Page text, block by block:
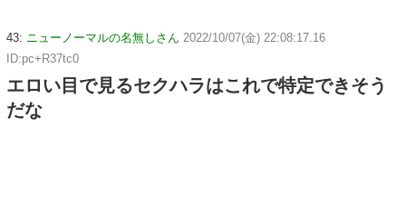
43: ニューノーマルの名無しさん 2022/10/07(金) 22:08:17.16
ID:pc+R37tc0
エロい目で見るセクハラはこれで特定できそう
だな